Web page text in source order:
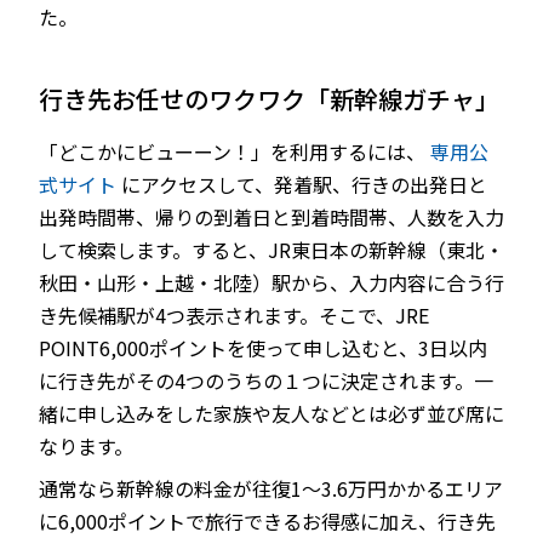
た。
行き先お任せのワクワク「新幹線ガチャ」
「どこかにビューーン！」を利用するには、 専用公
式サイト にアクセスして、発着駅、行きの出発日と
出発時間帯、帰りの到着日と到着時間帯、人数を入力
して検索します。すると、JR東日本の新幹線（東北・
秋田・山形・上越・北陸）駅から、入力内容に合う行
き先候補駅が4つ表示されます。そこで、JRE
POINT6,000ポイントを使って申し込むと、3日以内
に行き先がその4つのうちの１つに決定されます。一
緒に申し込みをした家族や友人などとは必ず並び席に
なります。
通常なら新幹線の料金が往復1～3.6万円かかるエリア
に6,000ポイントで旅行できるお得感に加え、行き先